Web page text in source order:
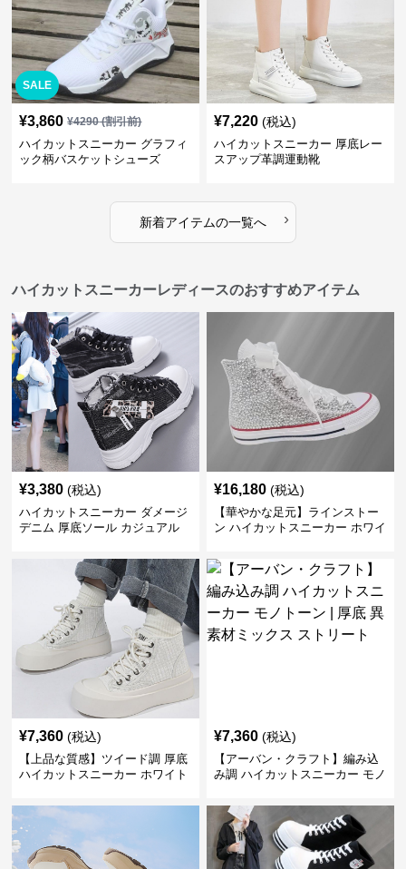
SALE
¥3,860 ¥4290(割引前)
ハイカットスニーカー グラフィ
ック柄バスケットシューズ
¥7,220 (税込)
ハイカットスニーカー 厚底レー
スアップ革調運動靴
新着アイテムの一覧へ ›
ハイカットスニーカーレディースのおすすめアイテム
¥3,380 (税込)
ハイカットスニーカー ダメージ
デニム 厚底ソール カジュアル
かわいい 学校 日常使い 履きや
¥16,180 (税込)
【華やかな足元】ラインストー
ン ハイカットスニーカー ホワイ
ボン
¥7,360 (税込)
【上品な質感】ツイード調 厚底
ハイカットスニーカー ホワイト
ビ クラシック
¥7,360 (税込)
【アーバン・クラフト】編み込
み調 ハイカットスニーカー モノ
トリート